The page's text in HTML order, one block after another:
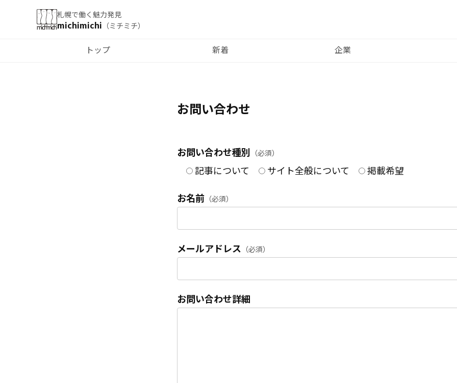
札幌で働く魅力発見
michimichi （ミチミチ）
トップ 新着 企業
お問い合わせ
お問い合わせ種別 （必須）
記事について サイト全般について 掲載希望
お名前 （必須）
メールアドレス （必須）
お問い合わせ詳細